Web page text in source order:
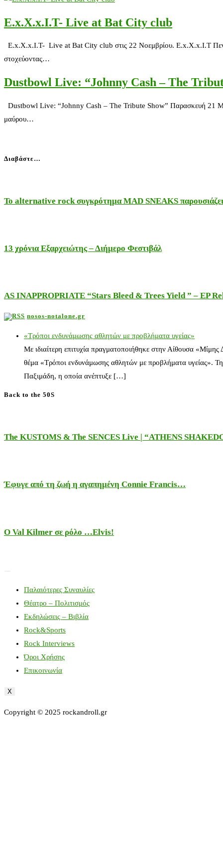
E.x.X.x.I.T- Live at Bat City club
E.x.X.x.I.T- Live at Bat City club στις 22 Νοεμβρίου. E.x.X.x.I.T
στοχεύοντας…
Dustbowl Live: “Johnny Cash – The
Dustbowl Live: “Johnny Cash – The Tribute Show” Παρασκευή 21
μαύρου…
Διαβάστε…
Το alternative rock συγκρότημα MAD SNEAKS
13 χρόνια Εξαρχειώτης – Διήμερο Φεστιβάλ
AS INAPPROPRIATE “Stars Bleed & Trees Yield ” – EP
nosos-notalone.gr
«Τρόποι ενδυνάμωσης αθλητών με προβλήματα υγείας»
Με ιδιαίτερη επιτυχία πραγματοποιήθηκε στην Αίθουσα
θέμα «Τρόποι ενδυνάμωσης αθλητών με προβλήματα υγείας».
Παξιμάδη, η οποία ανέπτυξε […]
Back to the 50S
The KUSTOMS & The SENCES Live | “ATHENS
Έφυγε από τη ζωή η αγαπημένη Connie Francis…
Ο Val Kilmer σε ρόλο …Elvis!
Παλαιότερες Συναυλίες
Θέατρο – Πολιτισμός
Εκδηλώσεις – Βιβλία
Rock&Sports
Rock Interviews
Όροι Χρήσης
Επικοινωνία
X
Copyright © 2025 rockandroll.gr